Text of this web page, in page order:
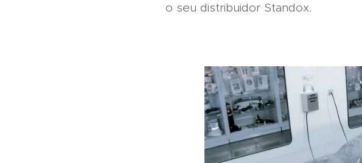
o seu distribuidor Standox.